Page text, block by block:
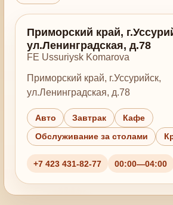
Приморский край,
ул.Ленинградская, д.78
FE Ussuriysk Komarova
Приморский край, г.Уссурийск,
ул.Ленинградская, д.78
Авто Завтрак Кафе
Обслуживание за столами
+7 423 431-82-77 00:00—04:00